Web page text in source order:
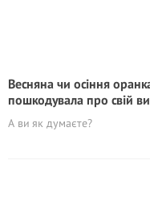
Весняна чи осіння
пошкодувала про свій
А ви як думаєте?